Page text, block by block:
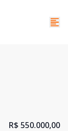
R$ 550.000,00